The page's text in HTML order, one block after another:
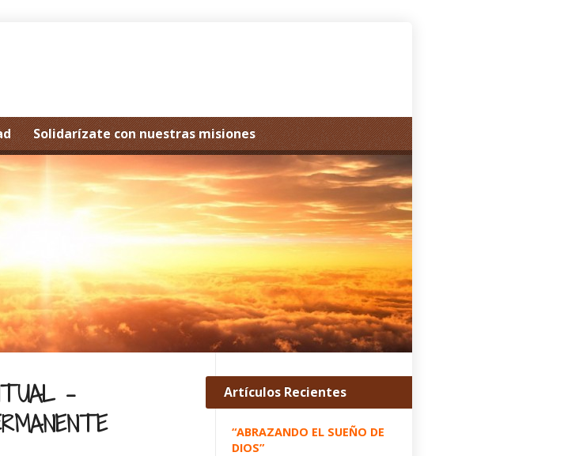
Solidarízate con nuestras misiones
–
Artículos Recientes
“ABRAZANDO EL SUEÑO DE
DIOS”